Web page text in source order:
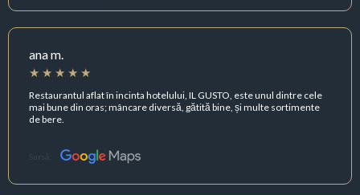
ana m.
Restaurantul aflat în incinta hotelului, IL GUSTO, este unul dintre cele
mai bune din oras; mâncare diversă, gătită bine, și multe sortimente
de bere.
Sursă: